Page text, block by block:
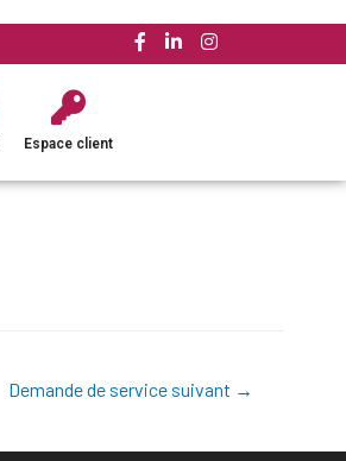
Espace client
Demande de service suivant →